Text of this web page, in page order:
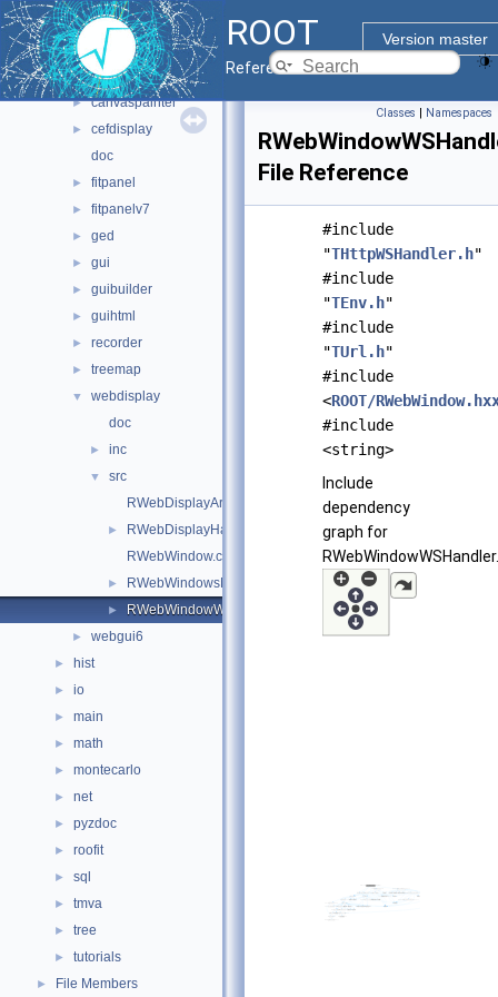
ROOT
Version master
Reference Guide
▼ gui
► browsable
► browserv7
► canvaspainter
►
cefdisplay
doc
► fitpanel
► fitpanelv7
► ged
► gui
► guibuilder
► guihtml
► recorder
► treemap
▼
webdisplay
doc
► inc
▼
src
RWebDisplayArgs.cxx
►
RWebDisplayHandle.cxx
RWebWindow.cxx
► RWebWindowsManager.cxx
► RWebWindowWSHandler.hxx
► webgui6
► hist
► io
► main
► math
► montecarlo
► net
► pyzdoc
► roofit
► sql
► tmva
► tree
► tutorials
► File Members
Classes | Namespaces
File Reference
#include
"THttpWSHandler.h"
#include
"TEnv.h"
#include
"TUrl.h"
#include
<ROOT/
#include
<string>
Include
dependency
graph for